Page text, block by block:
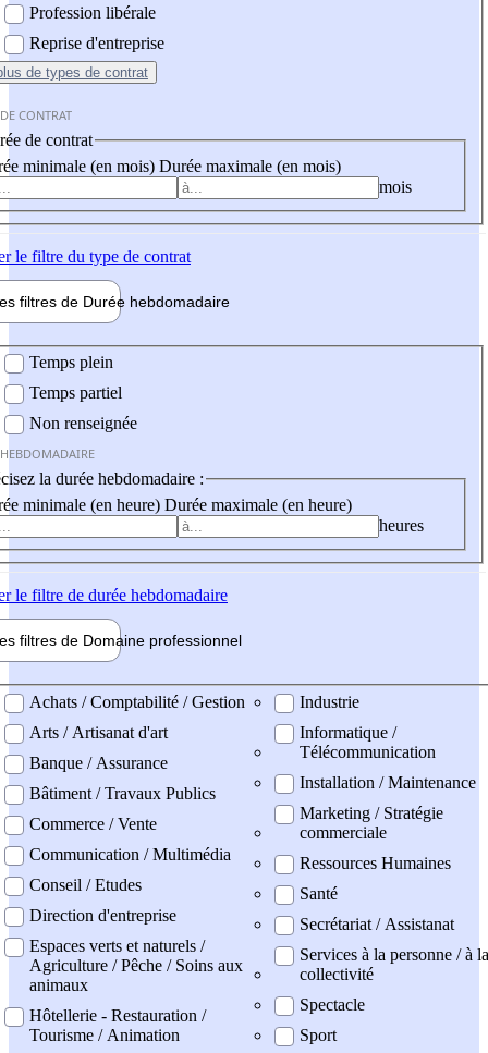
Profession libérale
Reprise d'entreprise
de types de contrat
CONTRAT
de contrat
minimale (en mois) Durée maximale (en mois)
mois
le filtre du type de contrat
filtres de Durée hebdomadaire
Temps plein
Temps partiel
Non renseignée
la durée hebdomadaire :
minimale (en heure) Durée maximale (en heure)
heures
le filtre de durée hebdomadaire
filtres de Domaine professionnel
professionel
Achats / Comptabilité / Gestion
Arts / Artisanat d'art
Banque / Assurance
Bâtiment / Travaux Publics
Commerce / Vente
Communication / Multimédia
Conseil / Etudes
Direction d'entreprise
Espaces verts et naturels /
Agriculture / Pêche / Soins aux
animaux
Hôtellerie - Restauration /
Tourisme / Animation
Industrie
Informatique /
Télécommunication
Installation / Maintenance
Marketing / Stratégie
commerciale
Ressources Humaines
Santé
Secrétariat / Assistanat
Services à la personne / à la
collectivité
Spectacle
Sport